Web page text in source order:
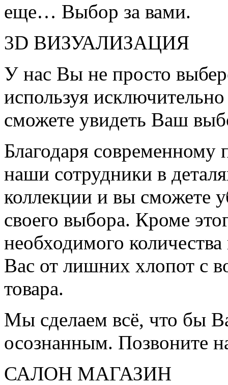
еще… Выбор за вами.
3D ВИЗУАЛИЗАЦИЯ
У нас Вы не просто
используя
сможете увидеть Ваш
Благодаря
наши сотрудники в
коллекции и вы сможете
своего выбора. Кроме
необходимого
Вас от лишних хлопот с
товара.
Мы сделаем всё, что бы
осознанным. Позвоните
САЛОН МАГАЗИН